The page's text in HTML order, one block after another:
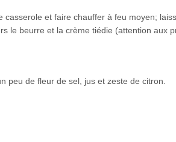
et faire chauffer à feu moyen;
le beurre et la crème tiédie (attention aux
peu de fleur de sel, jus et zeste de citron.